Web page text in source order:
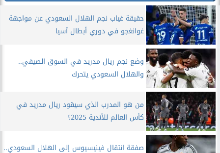
حقيقة غياب نجم الهلال السعودي عن مواجهة
غوانغجو في دوري أبطال آسيا
وضع نجم ريال مدريد في السوق الصيفي..
والهلال السعودي يتحرك
من هو المدرب الذي سيقود ريال مدريد في
كأس العالم للأندية 2025؟
صفقة انتقال فينيسيوس إلى الهلال السعودي..